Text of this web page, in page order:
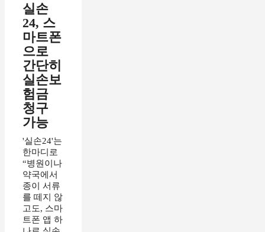
실손
24, 스
마트폰
으로
간단히
실손보
험금
청구
가능
'실손24'는
한마디로
“병원이나
약국에서
종이 서류
를 떼지 않
고도, 스마
트폰 앱 하